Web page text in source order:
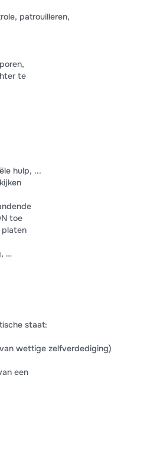
patrouilleren,
te
hulp, ...
toe
platen
…
staat:
wettige zelfverdediging)
een